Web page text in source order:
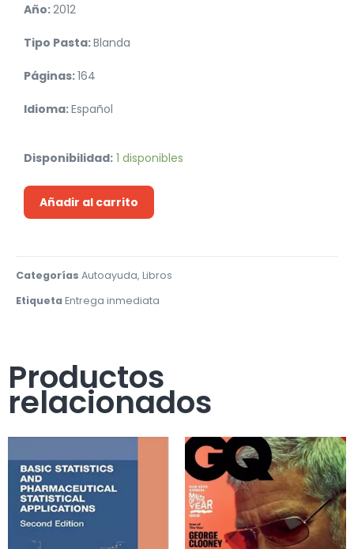
Año:2012
Tipo Pasta:Blanda
Páginas:164
Idioma:Español
Disponibilidad: 1 disponibles
Añadir al carrito
Categorías Autoayuda, Libros
EtiquetaEntrega inmediata
Productos
relacionados